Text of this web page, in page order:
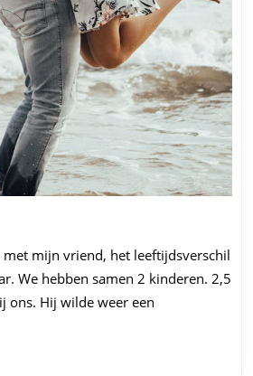
met mijn vriend, het leeftijdsverschil
We hebben samen 2 kinderen. 2,5
ons. Hij wilde weer een